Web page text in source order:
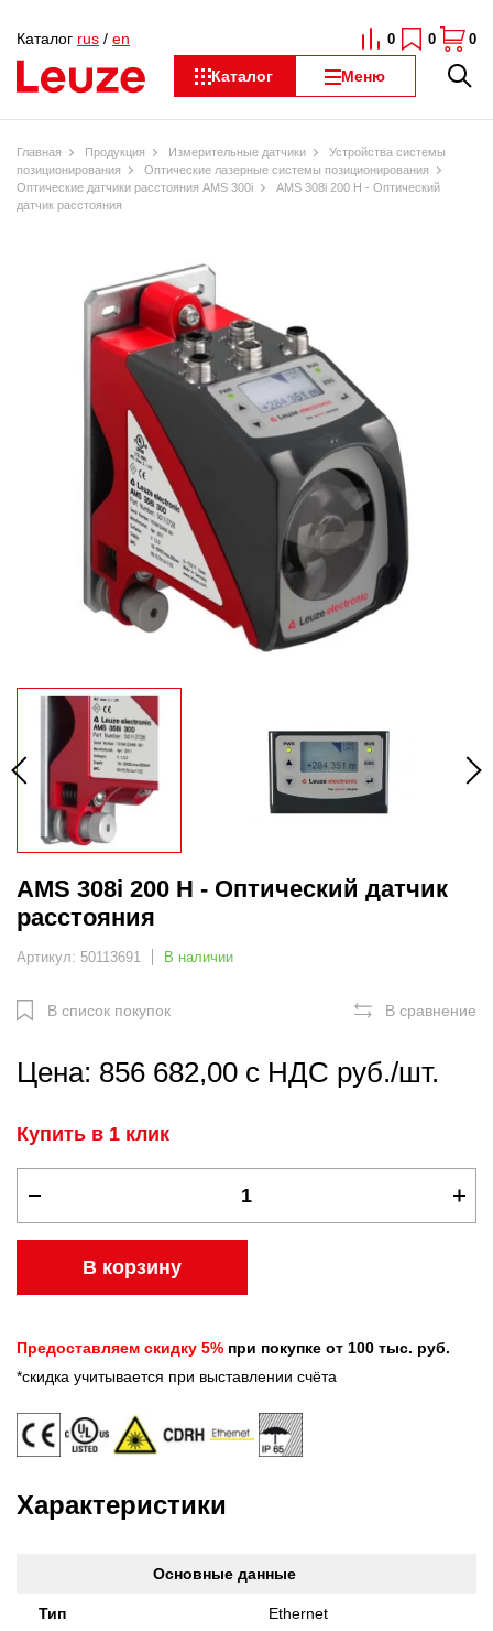
Каталог Меню
Каталог rus / en 0 0 0
Главная Продукция Измерительные датчики
Устройства системы
позиционирования
Оптические лазерные системы позиционирования
Оптические датчики расстояния AMS 300i
AMS 308i 200 H - Оптический
датчик расстояния
AMS 308i 200 H - Оптический датчик
расстояния
Артикул: 50113691 В наличии
В список покупок В сравнение
Цена: 856 682,00 с НДС руб./шт.
Купить в 1 клик
В корзину
Предоставляем скидку 5% при покупке от 100 тыс. руб.
*скидка учитывается при выставлении счёта
Характеристики
Основные данные
Тип Ethernet